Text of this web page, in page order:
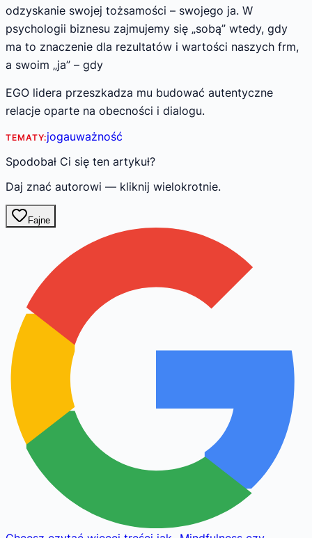
odzyskanie swojej tożsamości – swojego ja. W
psychologii biznesu zajmujemy się „sobą” wtedy, gdy
ma to znaczenie dla rezultatów i wartości naszych frm,
a swoim „ja” – gdy
EGO lidera przeszkadza mu budować autentyczne
relacje oparte na obecności i dialogu.
TEMATY:jogauważność
Spodobał Ci się ten artykuł?
Daj znać autorowi — kliknij wielokrotnie.
Fajne